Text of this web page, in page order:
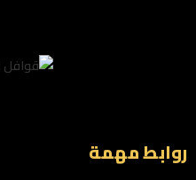
روابط مهمة